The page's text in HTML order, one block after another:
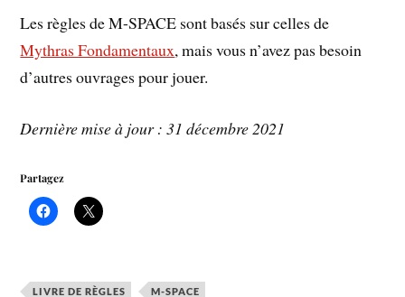
Les règles de M-SPACE sont basés sur celles de
Mythras Fondamentaux, mais vous n’avez pas besoin
d’autres ouvrages pour jouer.
Dernière mise à jour : 31 décembre 2021
Partagez
LIVRE DE RÈGLES M-SPACE